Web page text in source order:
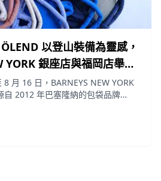
以登山裝備為靈感，
YORK 銀座店與福岡店舉辦
月 16 日，BARNEYS NEW YORK
自 2012 年巴塞隆納的包袋品牌
Barneys New York 首度引進該品
款。